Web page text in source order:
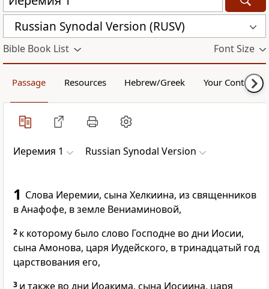
Russian Synodal Version (RUSV)
Bible Book List Font Size
Passage Resources Hebrew/Greek Your Content
Иеремия 1 Russian Synodal Version
1 Слова Иеремии, сына Хелкиина, из священников
в Анафофе, в земле Вениаминовой,
2 к которому было слово Господне во дни Иосии,
сына Амонова, царя Иудейского, в тринадцатый год
царствования его,
3 и также во дни Иоакима, сына Иосиина, царя